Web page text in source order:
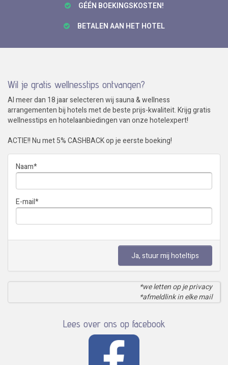
GÉÉN BOEKINGSKOSTEN!
BETALEN AAN HET HOTEL
Wil je gratis wellnesstips ontvangen?
Al meer dan 18 jaar selecteren wij sauna & wellness
arrangementen bij hotels met de beste prijs-kwaliteit. Krijg gratis
wellnesstips en hotelaanbiedingen van onze hotelexpert!
ACTIE!! Nu met 5% CASHBACK op je eerste boeking!
Naam*
E-mail*
Ja, stuur mij hoteltips
*we letten op je privacy
*afmeldlink in elke mail
Lees over ons op facebook